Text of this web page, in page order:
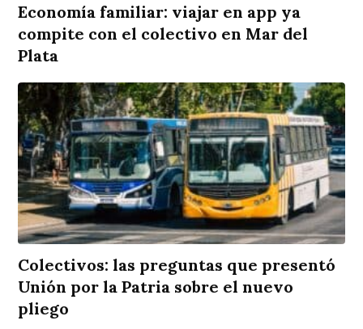
Economía familiar: viajar en app ya
compite con el colectivo en Mar del
Plata
Colectivos: las preguntas que presentó
Unión por la Patria sobre el nuevo
pliego